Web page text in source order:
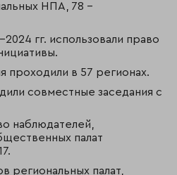
НПА, 78 –
гг. использовали право
проходили в 57 регионах.
совместные заседания с
наблюдателей,
палат
региональных палат,